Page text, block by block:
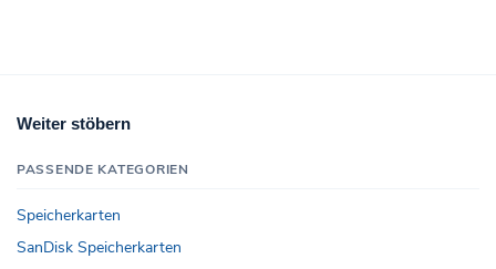
Weiter stöbern
PASSENDE KATEGORIEN
Speicherkarten
SanDisk Speicherkarten